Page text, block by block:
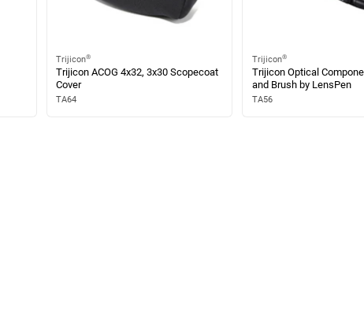
Trijicon®
Trijicon ACOG 4x32, 3x30 Scopecoat
Cover
TA64
Trijicon®
Trijicon Optical
and Brush by LensPen
TA56